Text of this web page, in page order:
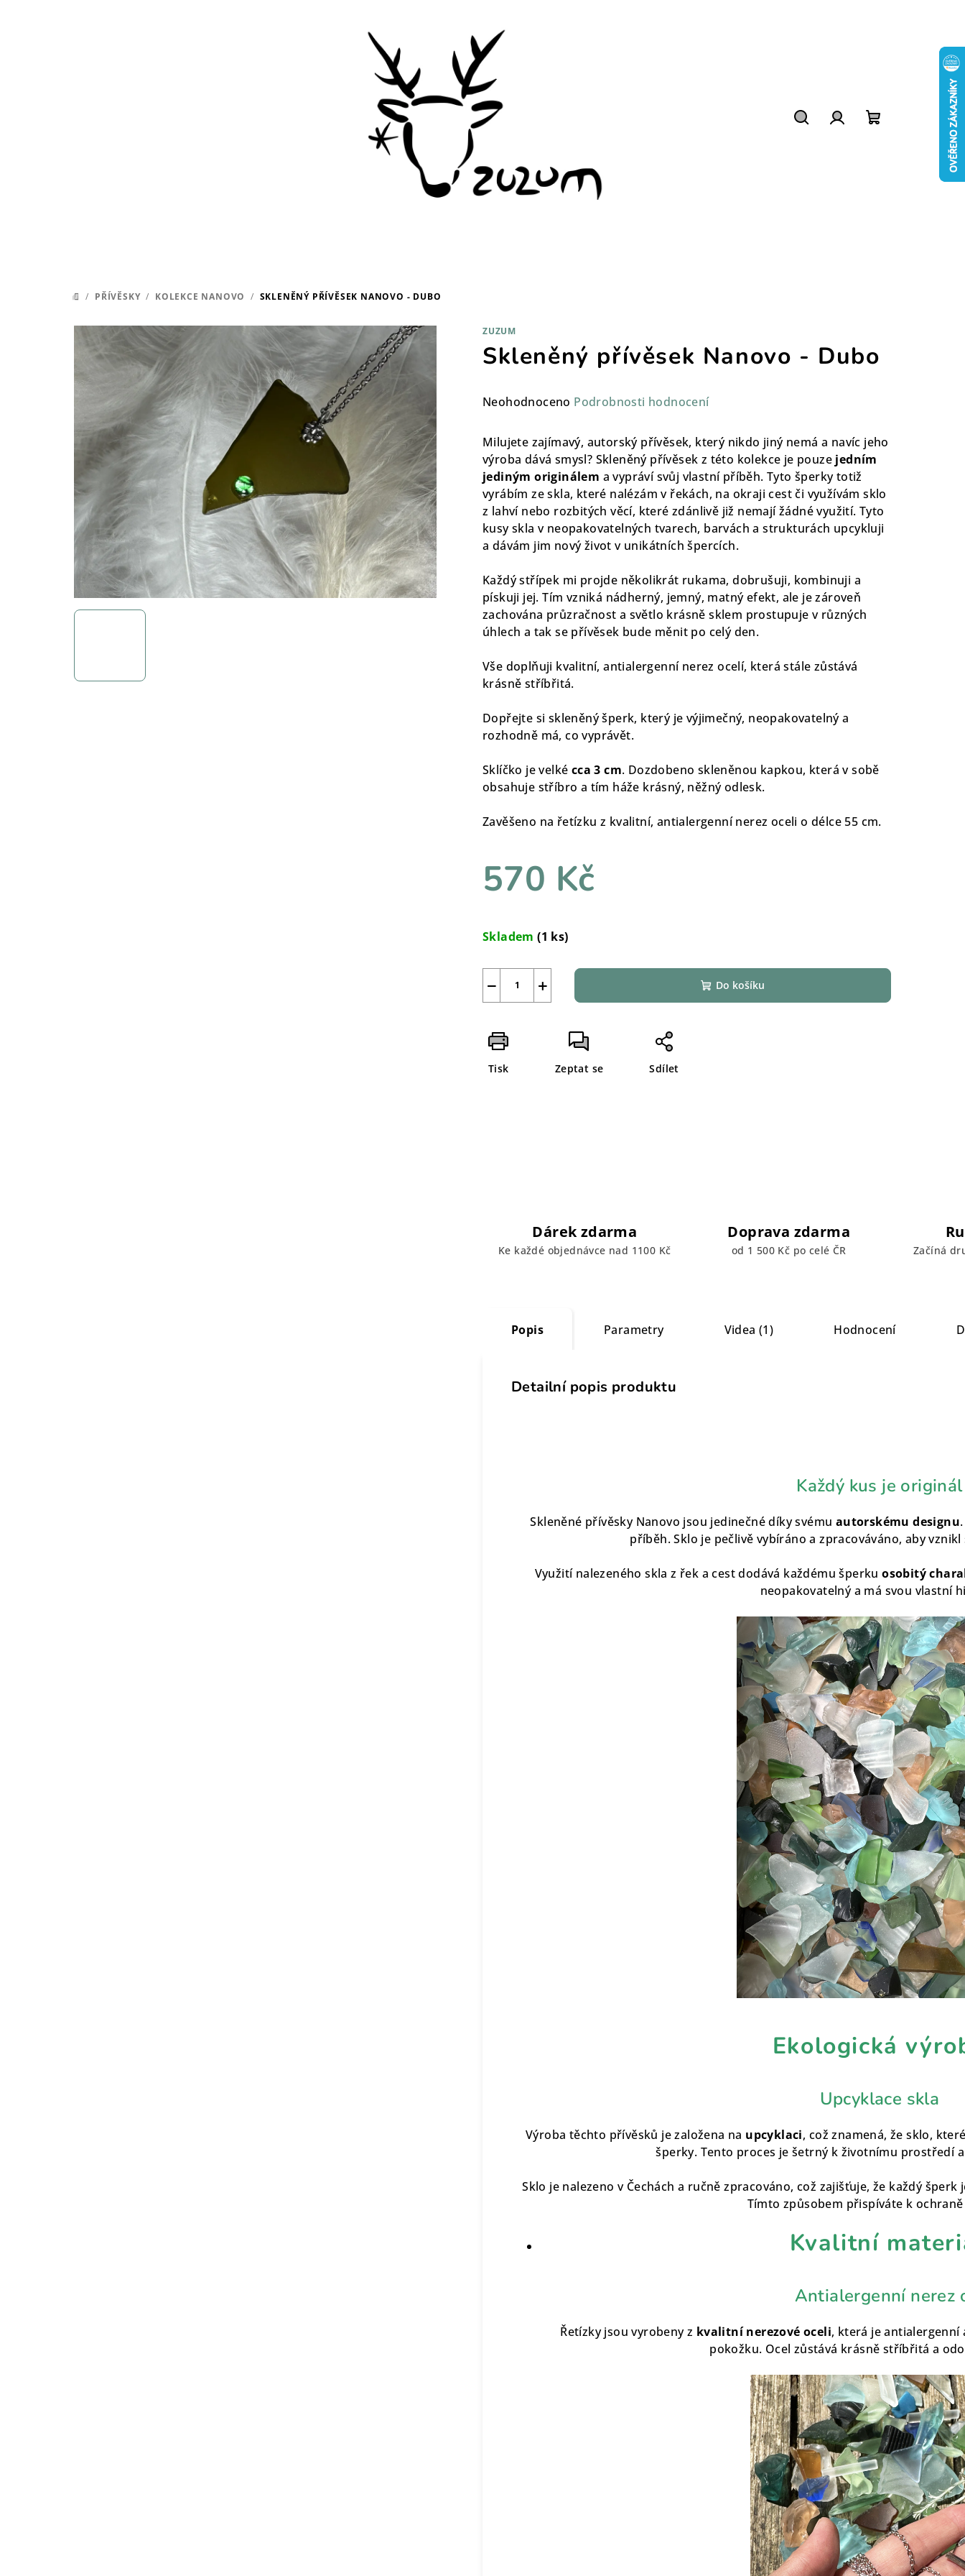
DOMŮ
/ PŘÍVĚSKY / KOLEKCE NANOVO / SKLENĚNÝ PŘÍVĚSEK NANOVO - DUBO
ZUZUM
Skleněný přívěsek Nanovo - Dubo
Průměrné
produktu
je
0,0
z
5
hvězdiček.
Neohodnoceno Podrobnosti hodnocení
Milujete zajímavý, autorský přívěsek, který nikdo jiný nemá a navíc jeho
výroba dává smysl? Skleněný přívěsek z této kolekce je pouze jedním
jediným originálem a vypráví svůj vlastní příběh. Tyto šperky totiž
vyrábím ze skla, které nalézám v řekách, na okraji cest či využívám sklo
z lahví nebo rozbitých věcí, které zdánlivě již nemají žádné využití. Tyto
kusy skla v neopakovatelných tvarech, barvách a strukturách upcykluji
a dávám jim nový život v unikátních špercích.
Každý střípek mi projde několikrát rukama, dobrušuji, kombinuji a
pískuji jej. Tím vzniká nádherný, jemný, matný efekt, ale je zároveň
zachována průzračnost a světlo krásně sklem prostupuje v různých
úhlech a tak se přívěsek bude měnit po celý den.
Vše doplňuji kvalitní, antialergenní nerez ocelí, která stále zůstává
krásně stříbřitá.
Dopřejte si skleněný šperk, který je výjimečný, neopakovatelný a
rozhodně má, co vyprávět.
Sklíčko je velké cca 3 cm. Dozdobeno skleněnou kapkou, která v sobě
obsahuje stříbro a tím háže krásný, něžný odlesk.
Zavěšeno na řetízku z kvalitní, antialergenní nerez oceli o délce 55 cm.
570 Kč
cena:
Skladem(1 ks)
+
− Do košíku
Tisk Zeptat se Sdílet
Dárek zdarma
Ke každé objednávce nad 1100 Kč
Doprava zdarma
od 1 500 Kč po celé ČR Začíná
Popis Parametry Videa (1) Hodnocení
Detailní popis produktu
Každý kus je originál
Skleněné přívěsky Nanovo jsou jedinečné díky svému autorskému designu
příběh. Sklo je pečlivě vybíráno a zpracováváno, aby
Využití nalezeného skla z řek a cest dodává každému šperkuosobitý
neopakovatelný a má svou vlastní
Ekologická
Upcyklace skla
Výroba těchto přívěsků je založena na upcyklaci, což znamená, že sklo,
šperky. Tento proces je šetrný k životnímu prostředí
Sklo je nalezeno v Čechách a ručně zpracováno, což zajišťuje, že každý
Tímto způsobem přispíváte k
Kvalitní
Antialergenní nerez
Řetízky jsou vyrobeny z kvalitní nerezové oceli, která je antialergenní
pokožku. Ocel zůstává krásně stříbřitá a